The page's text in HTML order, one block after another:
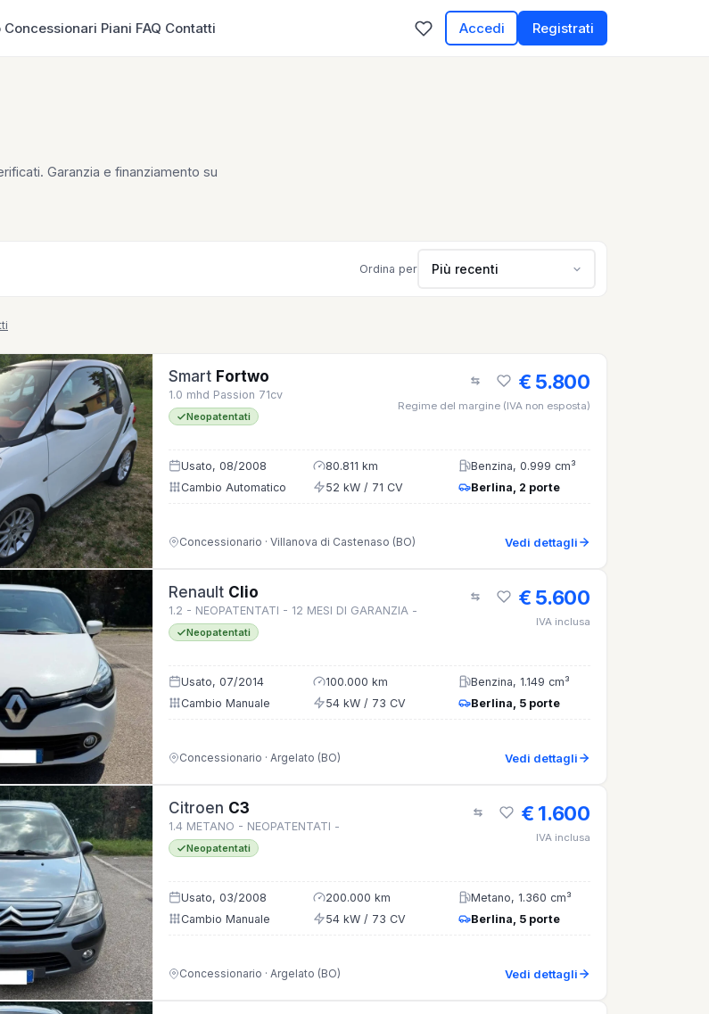
Concessionari Piani FAQ Contatti Accedi Registrati
Garanzia e finanziamento su
Ordina per Più recenti
Smart Fortwo
1.0 mhd Passion 71cv
Neopatentati
€ 5.800
Regime del margine (IVA non esposta)
Usato, 08/2008 80.811 km
Benzina, 0.999 cm³
Cambio Automatico
52 kW / 71 CV Berlina, 2 porte
Concessionario · Villanova di Castenaso (BO) Vedi dettagli
Renault Clio
1.2 - NEOPATENTATI - 12 MESI DI GARANZIA -
Neopatentati
€ 5.600
IVA inclusa
Usato, 07/2014 100.000 km
Benzina, 1.149 cm³
Cambio Manuale
54 kW / 73 CV Berlina, 5 porte
Concessionario · Argelato (BO) Vedi dettagli
Citroen C3
1.4 METANO - NEOPATENTATI -
Neopatentati
€ 1.600
IVA inclusa
Usato, 03/2008 200.000 km
Metano, 1.360 cm³
Cambio Manuale
54 kW / 73 CV Berlina, 5 porte
Concessionario · Argelato (BO) Vedi dettagli